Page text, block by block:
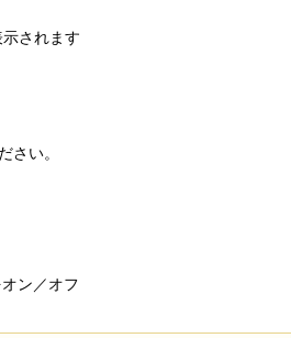
されます
さい。
ン／オフ